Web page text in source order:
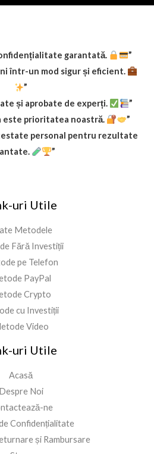
garantată.
”
într-un mod sigur și eficient.
”
și aprobate de experți.
”
este prioritatea noastră.
”
personal pentru rezultate
”
uri Utile
Metodele
Fără Investiții
pe Telefon
PayPal
Crypto
cu Investiții
Video
uri Utile
Acasă
Despre Noi
ne
Confidențialitate
și Rambursare